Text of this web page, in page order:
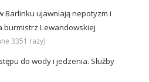
Barlinku ujawniają nepotyzm i
burmistrz Lewandowskiej
3351 razy)
do wody i jedzenia. Służby